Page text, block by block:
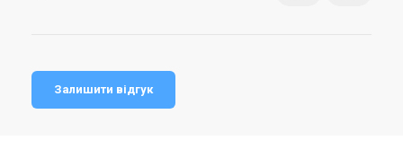
Залишити відгук